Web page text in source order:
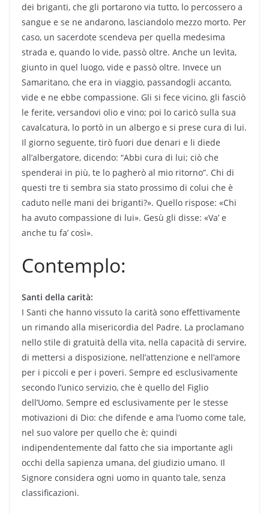
dei briganti, che gli portarono via tutto, lo percossero a
sangue e se ne andarono, lasciandolo mezzo morto. Per
caso, un sacerdote scendeva per quella medesima
strada e, quando lo vide, passò oltre. Anche un levìta,
giunto in quel luogo, vide e passò oltre. Invece un
Samaritano, che era in viaggio, passandogli accanto,
vide e ne ebbe compassione. Gli si fece vicino, gli fasciò
le ferite, versandovi olio e vino; poi lo caricò sulla sua
cavalcatura, lo portò in un albergo e si prese cura di lui.
Il giorno seguente, tirò fuori due denari e li diede
all’albergatore, dicendo: “Abbi cura di lui; ciò che
spenderai in più, te lo pagherò al mio ritorno”. Chi di
questi tre ti sembra sia stato prossimo di colui che è
caduto nelle mani dei briganti?». Quello rispose: «Chi
ha avuto compassione di lui». Gesù gli disse: «Va’ e
anche tu fa’ così».
Contemplo:
Santi della carità:
I Santi che hanno vissuto la carità sono effettivamente
un rimando alla misericordia del Padre. La proclamano
nello stile di gratuità della vita, nella capacità di servire,
di mettersi a disposizione, nell’attenzione e nell’amore
per i piccoli e per i poveri. Sempre ed esclusivamente
secondo l’unico servizio, che è quello del Figlio
dell’Uomo. Sempre ed esclusivamente per le stesse
motivazioni di Dio: che difende e ama l’uomo come tale,
nel suo valore per quello che è; quindi
indipendentemente dal fatto che sia importante agli
occhi della sapienza umana, del giudizio umano. Il
Signore considera ogni uomo in quanto tale, senza
classificazioni.